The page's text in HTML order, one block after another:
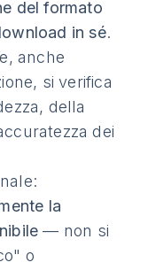
del formato
in sé.
anche
si verifica
della
dei
la
— non si
o